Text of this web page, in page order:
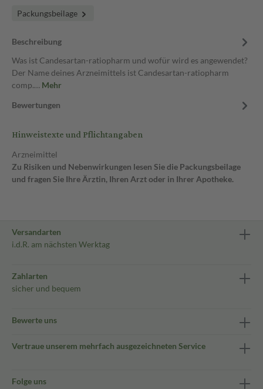
Packungsbeilage
Beschreibung
Was ist Candesartan-ratiopharm und wofür wird es angewendet?
Der Name deines Arzneimittels ist Candesartan-ratiopharm
comp.… Mehr
Bewertungen
Hinweistexte und Pflichtangaben
Arzneimittel
Zu Risiken und Nebenwirkungen lesen Sie die Packungsbeilage
und fragen Sie Ihre Ärztin, Ihren Arzt oder in Ihrer Apotheke.
Versandarten
i.d.R. am nächsten Werktag
Zahlarten
sicher und bequem
Bewerte uns
Vertraue unserem mehrfach ausgezeichneten Service
Folge uns